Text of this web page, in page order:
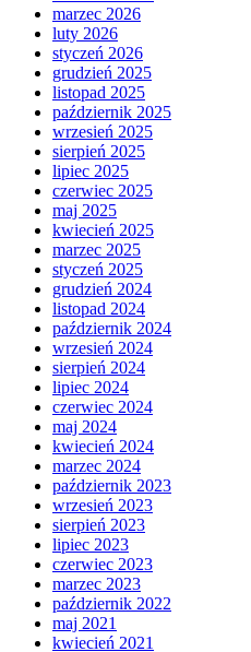
marzec 2026
luty 2026
styczeń 2026
grudzień 2025
listopad 2025
październik 2025
wrzesień 2025
sierpień 2025
lipiec 2025
czerwiec 2025
maj 2025
kwiecień 2025
marzec 2025
styczeń 2025
grudzień 2024
listopad 2024
październik 2024
wrzesień 2024
sierpień 2024
lipiec 2024
czerwiec 2024
maj 2024
kwiecień 2024
marzec 2024
październik 2023
wrzesień 2023
sierpień 2023
lipiec 2023
czerwiec 2023
marzec 2023
październik 2022
maj 2021
kwiecień 2021